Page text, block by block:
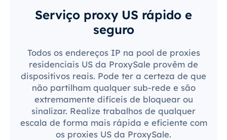
Serviço proxy US rápido e
seguro
Todos os endereços IP na pool de proxies
residenciais US da ProxySale provêm de
dispositivos reais. Pode ter a certeza de que
não partilham qualquer sub-rede e são
extremamente difíceis de bloquear ou
sinalizar. Realize trabalhos de qualquer
escala de forma mais rápida e eficiente com
os proxies US da ProxySale.